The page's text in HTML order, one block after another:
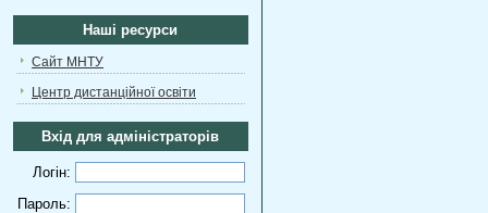
Наші ресурси
Сайт МНТУ
Центр дистанційної освіти
Вхід для адміністраторів
Логін:
Пароль: